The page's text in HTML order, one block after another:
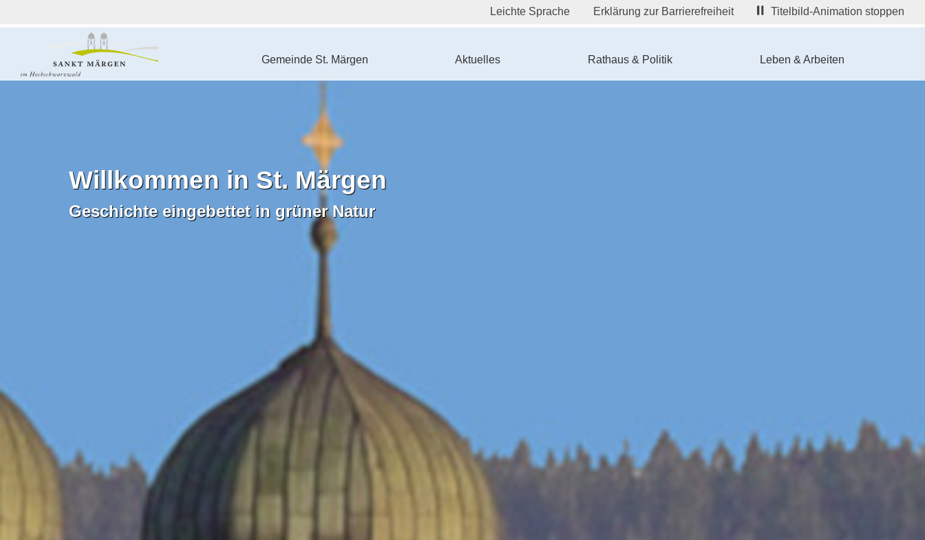
Leichte Sprache Erklärung zur Barrierefreiheit Titelbild-Animation stoppen
Gemeinde St. Märgen Aktuelles Rathaus & Politik Leben & Arbeiten
Willkommen in St. Märgen
Geschichte eingebettet in grüner Natur